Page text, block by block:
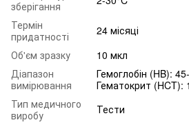
зберігання
Термін
придатності
24 місяці
Об'єм зразку
10 мкл
Діапазон
вимірювання
Гемоглобін (HB):
Гематокрит (HCT):
Тип медичного
виробу
Тести